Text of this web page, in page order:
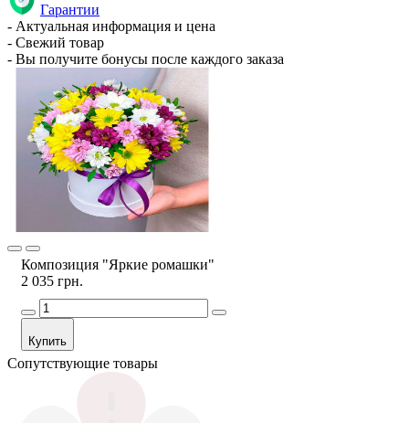
Гарантии
- Актуальная информация и цена
- Свежий товар
- Вы получите бонусы после каждого заказа
Композиция "Яркие ромашки"
2 035 грн.
Купить
Сопутствующие товары